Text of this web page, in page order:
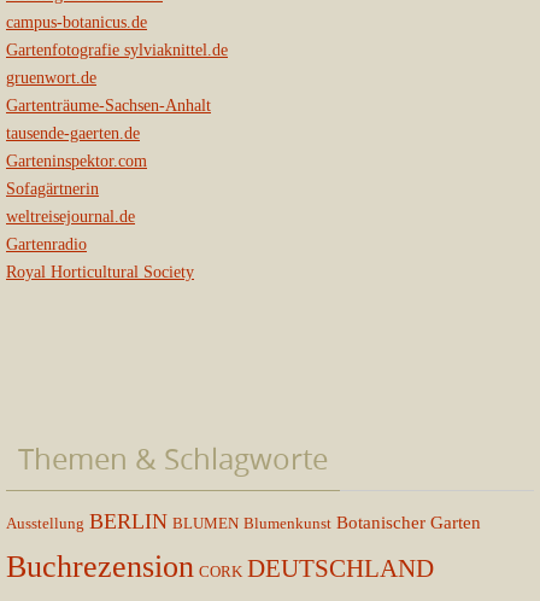
campus-botanicus.de
Gartenfotografie sylviaknittel.de
gruenwort.de
Gartenträume-Sachsen-Anhalt
tausende-gaerten.de
Garteninspektor.com
Sofagärtnerin
weltreisejournal.de
Gartenradio
Royal Horticultural Society
Themen & Schlagworte
Ausstellung BERLIN BLUMEN Blumenkunst Botanischer Garten
Buchrezension CORK DEUTSCHLAND